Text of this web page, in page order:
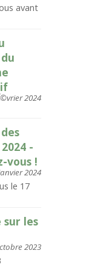
avant
2024
-
vous !
2024
le 17
sur les
2023